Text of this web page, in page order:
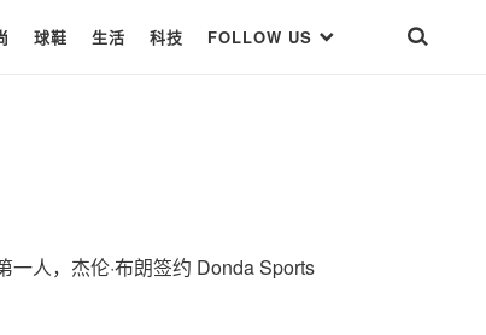
球鞋 生活 科技 FOLLOW US